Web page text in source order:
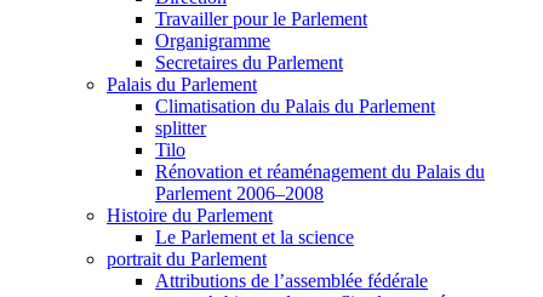
Travailler pour le Parlement
Organigramme
Secretaires du Parlement
Palais du Parlement
Climatisation du Palais du Parlement
splitter
Tilo
Rénovation et réaménagement du Palais du
Parlement 2006–2008
Histoire du Parlement
Le Parlement et la science
portrait du Parlement
Attributions de l’assemblée fédérale